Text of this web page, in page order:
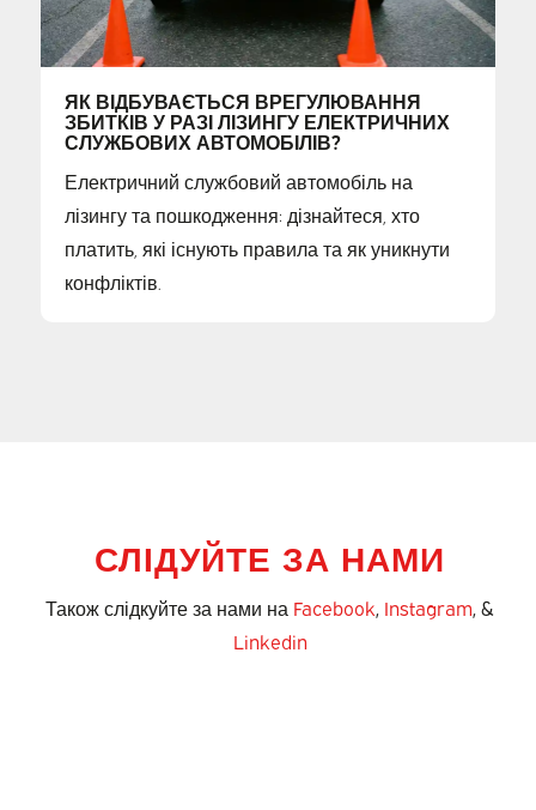
ЯК ВІДБУВАЄТЬСЯ ВРЕГУЛЮВАННЯ
ЗБИТКІВ У РАЗІ ЛІЗИНГУ ЕЛЕКТРИЧНИХ
СЛУЖБОВИХ АВТОМОБІЛІВ?
Електричний службовий автомобіль на
лізингу та пошкодження: дізнайтеся, хто
платить, які існують правила та як уникнути
конфліктів.
СЛІДУЙТЕ ЗА НАМИ
Також слідкуйте за нами на Facebook, Instagram, &
Linkedin